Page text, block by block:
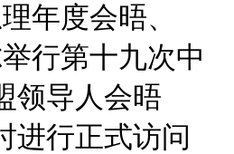
年度会晤、
行第十九次中
领导人会晤
进行正式访问